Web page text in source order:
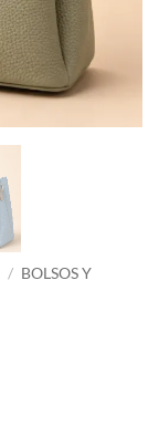
/ BOLSOS Y